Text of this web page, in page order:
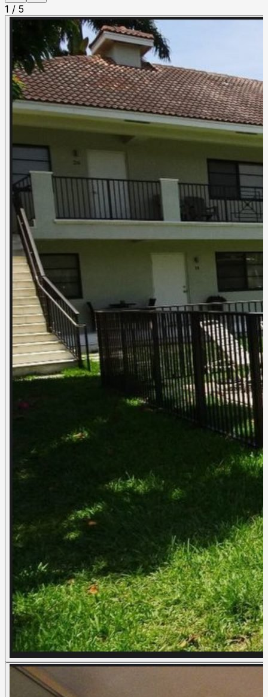
1 / 5